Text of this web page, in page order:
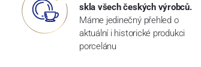
skla všech českých výrobců.
Máme jedinečný přehled o
aktuální i historické produkci
porcelánu